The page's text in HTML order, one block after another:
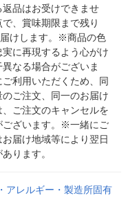
品はお受けできませ
、賞味期限まで残り
けします。※商品の色
に再現するよう心がけ
なる場合がございま
利用いただくため、同
ご注文、同一のお届け
ご注文のキャンセルを
ございます。※一緒にご
届け地域等により翌日
ります。
アレルギー・製造所固有